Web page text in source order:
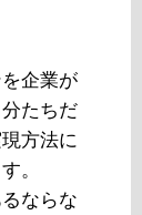
企業が
たちだ
方法に
。
ならな